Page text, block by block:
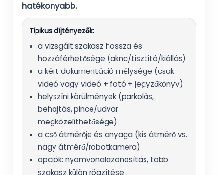
hatékonyabb.
Tipikus díjtényezők:
a vizsgált szakasz hossza és
hozzáférhetősége (akna/tisztító/kiállás)
a kért dokumentáció mélysége (csak
videó vagy videó + fotó + jegyzőkönyv)
helyszíni körülmények (parkolás,
behajtás, pince/udvar
megközelíthetősége)
a cső átmérője és anyaga (kis átmérő vs.
nagy átmérő/robotkamera)
opciók: nyomvonalazonosítás, több
szakasz külön rögzítése